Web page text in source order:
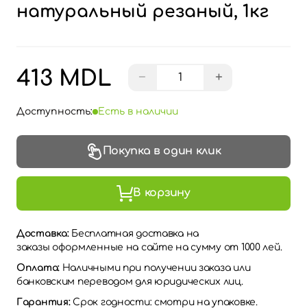
натуральный резаный, 1кг
413 MDL − +
Доступность: Есть в наличии
Покупка в один клик
В корзину
Доставка: Бесплатная доставка на
заказы оформленные на сайте на сумму от 1000 лей.
Оплата: Наличными при получении заказа или
банковским переводом для юридических лиц.
Гарантия:Срок годности: смотри на упаковке.